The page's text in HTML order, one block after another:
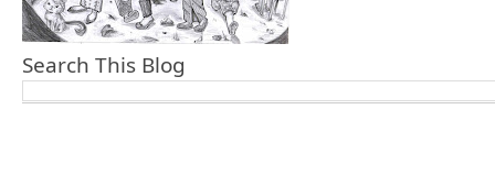
Search This Blog